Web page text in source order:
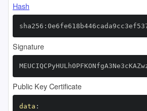
Hash
Signature
Public Key Certificate
data :